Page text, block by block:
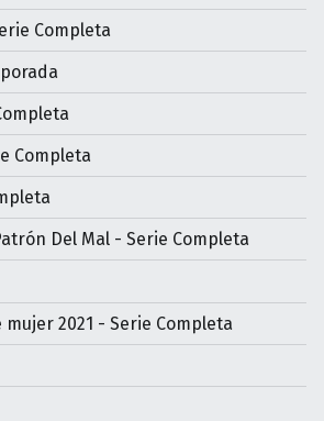
Completa
Completa
Del Mal - Serie Completa
2021 - Serie Completa